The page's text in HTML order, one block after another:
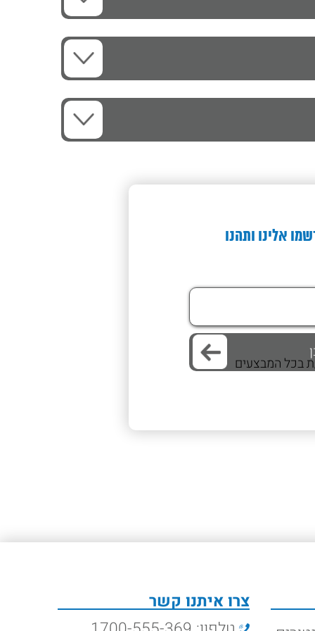
אלינו ותהנו
ת בכל המבצעים
צרו איתנו קשר